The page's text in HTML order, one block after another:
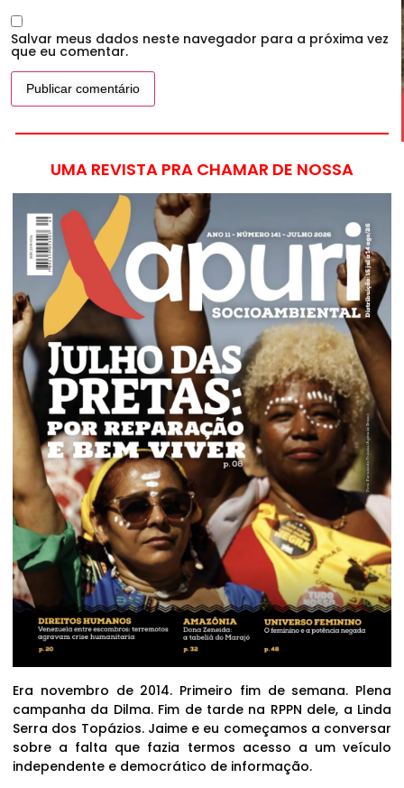
Salvar meus dados neste navegador para a próxima vez
que eu comentar.
UMA REVISTA PRA CHAMAR DE NOSSA
Era novembro de 2014. Primeiro fim de semana. Plena
campanha da Dilma. Fim de tarde na RPPN dele, a Linda
Serra dos Topázios. Jaime e eu começamos a conversar
sobre a falta que fazia termos acesso a um veículo
independente e democrático de informação.